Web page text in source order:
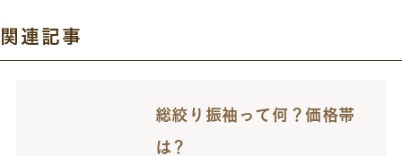
関連記事
総絞り振袖って何？価格帯
は？